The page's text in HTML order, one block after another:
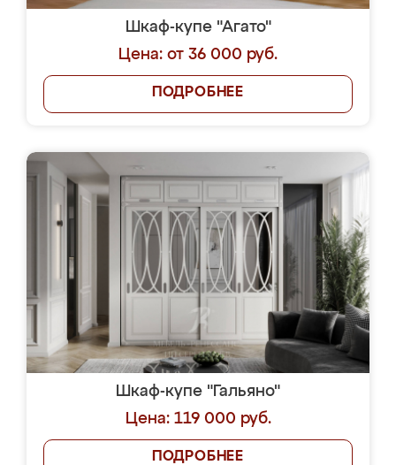
Шкаф-купе "Агато"
Цена: от 36 000 руб.
ПОДРОБНЕЕ
Шкаф-купе "Гальяно"
Цена: 119 000 руб.
ПОДРОБНЕЕ